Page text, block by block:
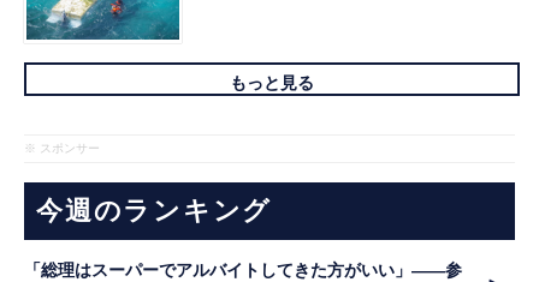
もっと見る
※ スポンサー
今週のランキング
「総理はスーパーでアルバイトしてきた方がいい」――参